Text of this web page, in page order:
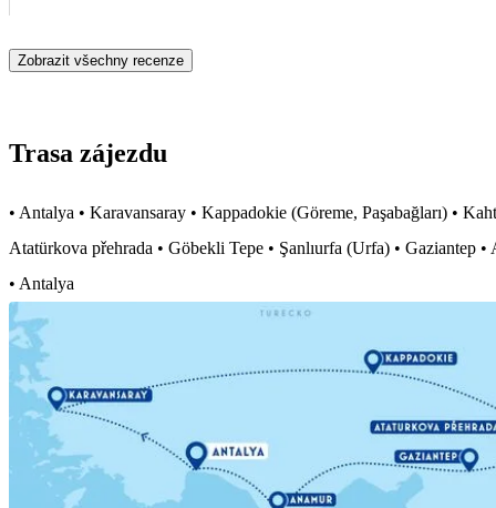
Zobrazit všechny recenze
Trasa zájezdu
• Antalya • Karavansaray • Kappadokie (Göreme, Paşabağları) •
Atatürkova přehrada • Göbekli Tepe • Şanlıurfa (Urfa) • Gaziantep
• Antalya